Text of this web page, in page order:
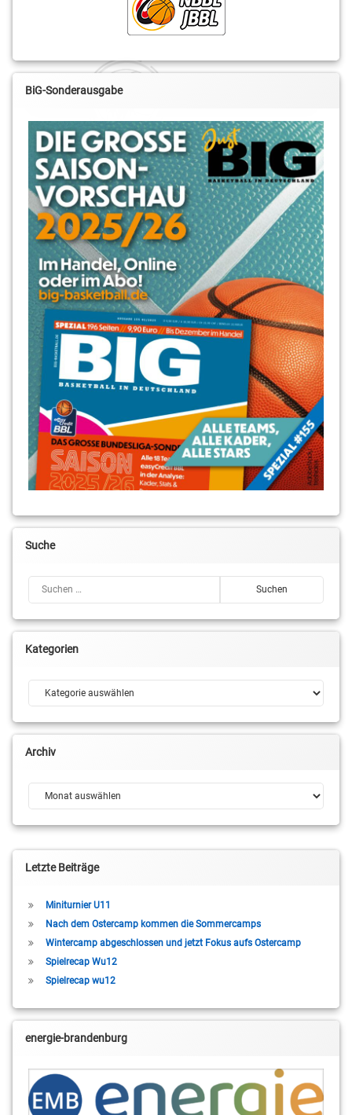
BiG-Sonderausgabe
Suche
Kategorien
Kategorien
Archiv
Archiv
Letzte Beiträge
Miniturnier U11
Nach dem Ostercamp kommen die Sommercamps
Wintercamp abgeschlossen und jetzt Fokus aufs Ostercamp
Spielrecap Wu12
Spielrecap wu12
energie-brandenburg